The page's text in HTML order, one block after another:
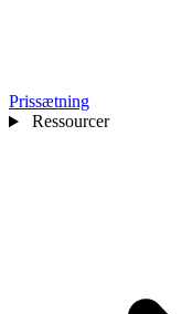
Prissætning
Ressourcer